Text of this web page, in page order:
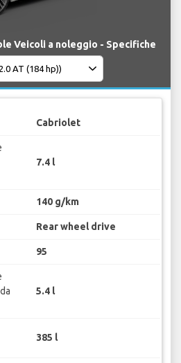
Veicoli a noleggio - Specifiche
Cabriolet
7.4 l
140 g/km
Rear wheel drive
95
5.4 l
385 l